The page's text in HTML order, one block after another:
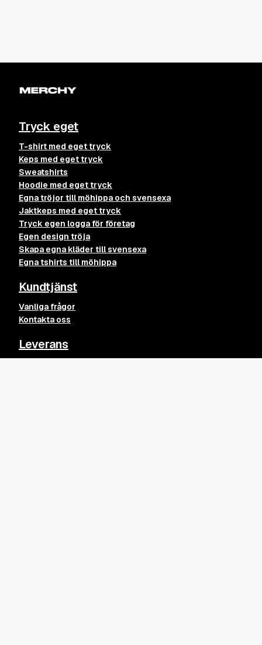
Tryck eget
T-shirt med eget tryck
Keps med eget tryck
Sweatshirts
Hoodie med eget tryck
Egna tröjor till möhippa och svensexa
Jaktkeps med eget tryck
Tryck egen logga för företag
Egen design tröja
Skapa egna kläder till svensexa
Egna tshirts till möhippa
Kundtjänst
Vanliga frågor
Kontakta oss
Leverans